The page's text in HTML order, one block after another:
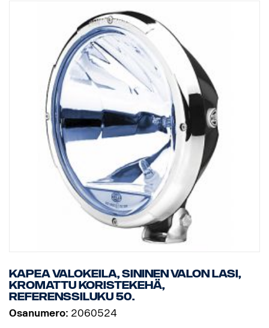
Kapea valokeila, sininen valon lasi,
kromattu koristekehä,
referenssiluku 50.
Osanumero: 2060524